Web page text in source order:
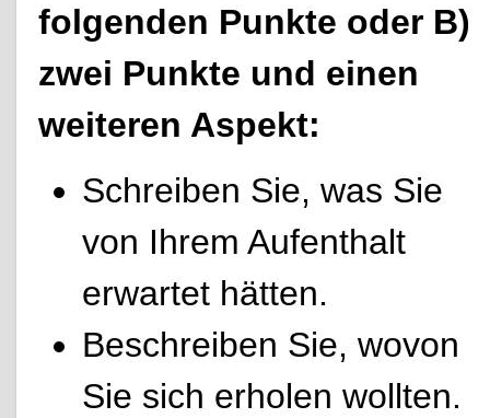
folgenden Punkte oder B)
zwei Punkte und einen
weiteren Aspekt:
Schreiben Sie, was Sie
von Ihrem Aufenthalt
erwartet hätten.
Beschreiben Sie, wovon
Sie sich erholen wollten.